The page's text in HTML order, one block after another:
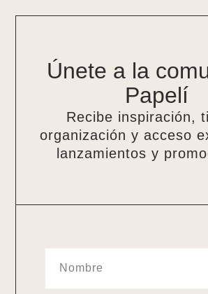
Únete a la
Papelí
Recibe inspiración,
organización y acceso
lanzamientos y